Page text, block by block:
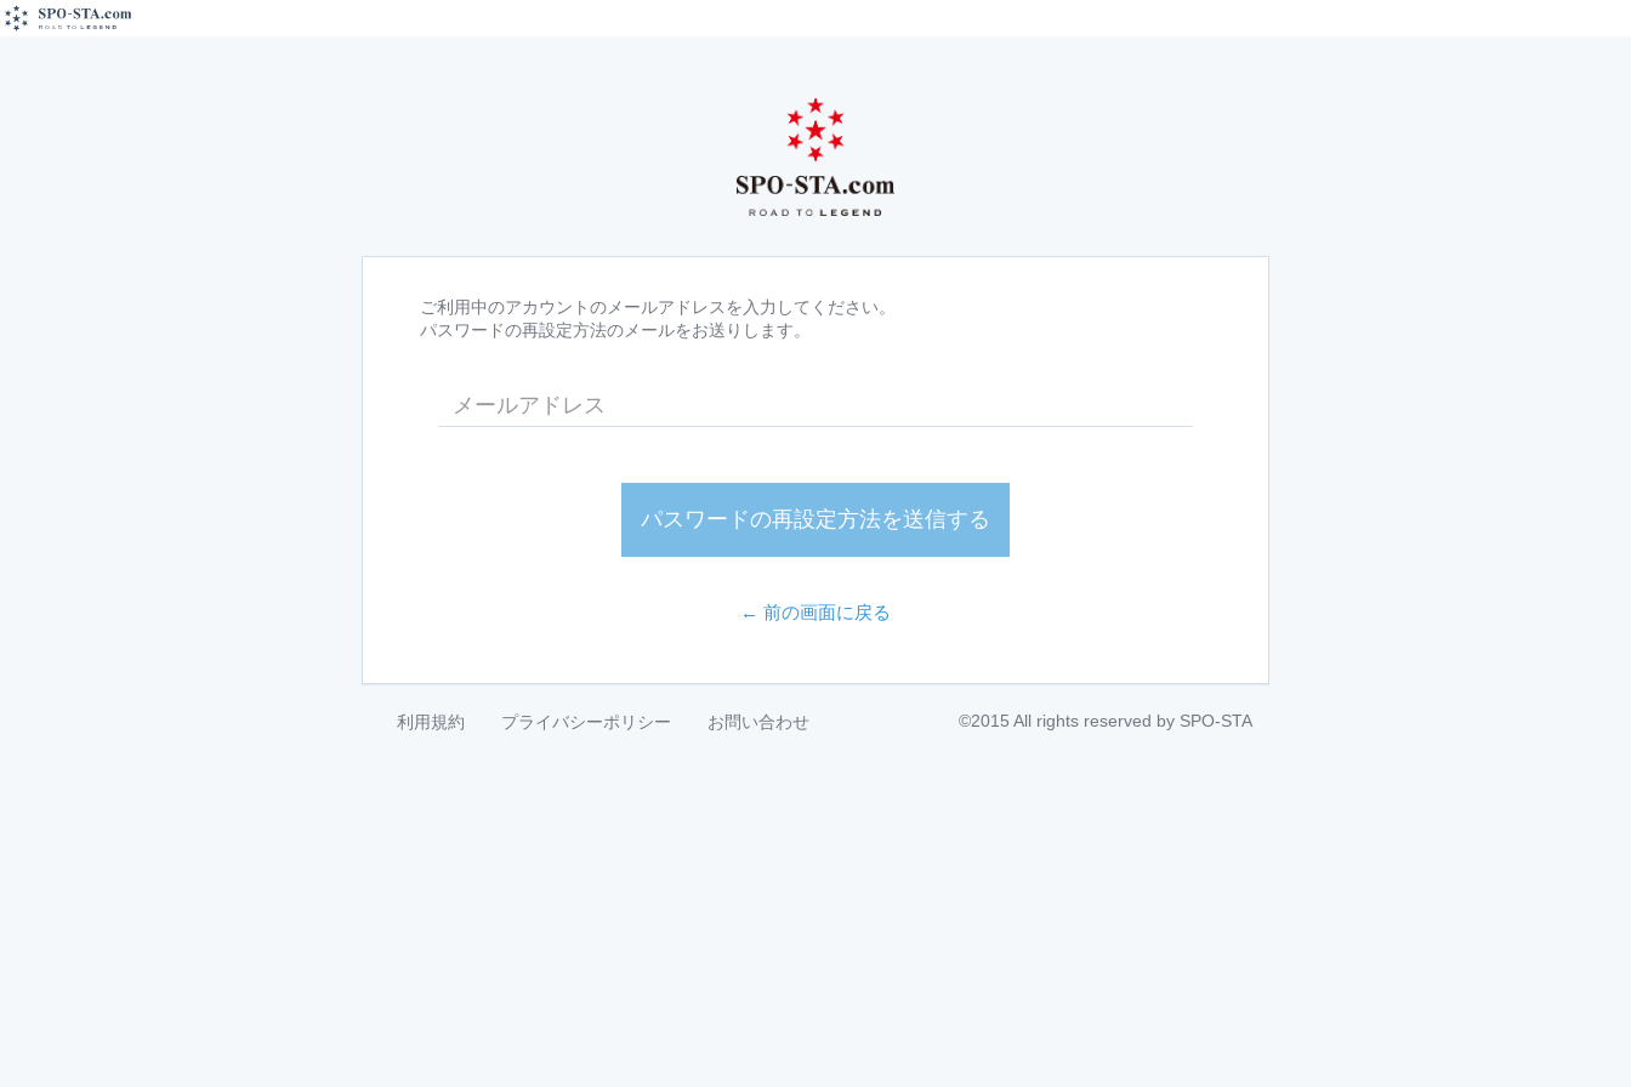
ご利用中のアカウントのメールアドレスを入力してください。
パスワードの再設定方法のメールをお送りします。
パスワードの再設定方法を送信する
← 前の画面に戻る
利用規約 プライバシーポリシー お問い合わせ ©2015 All rights reserved by SPO-STA